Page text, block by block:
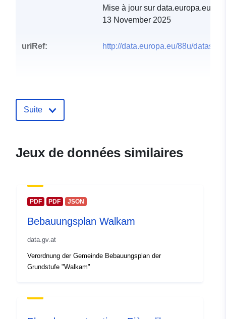
Mise à jour sur data.europa.eu:
13 November 2025
uriRef: http://data.europa.eu/88u/dataset/
Suite
Jeux de données similaires
PDF PDF JSON
Bebauungsplan Walkam
data.gv.at
Verordnung der Gemeinde Bebauungsplan der
Grundstufe "Walkam"